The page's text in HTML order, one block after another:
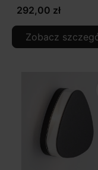
292,00 zł
Zobacz